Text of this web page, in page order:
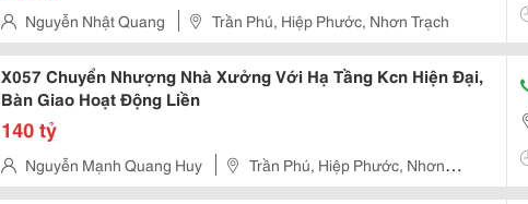
Nguyễn Nhật Quang Trần Phú, Hiệp Phước, Nhơn Trạch
X057 Chuyển Nhượng Nhà Xưởng Với Hạ Tầng Kcn Hiện Đại,
Bàn Giao Hoạt Động Liền
140 tỷ
Nguyễn Mạnh Quang Huy
Trần Phú, Hiệp Phước, Nhơn
Trạch